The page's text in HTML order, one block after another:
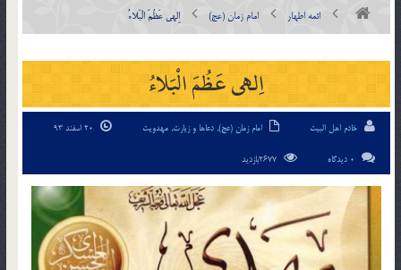
ائمه اطهار امام زمان (عج) اِلهى عَظُمَ الْبَلاءُ
اِلهى عَظُمَ الْبَلاءُ
خادم اهل البیت امام زمان (عج), دعاها و زیارت, مهدویت
0 دیدگاه